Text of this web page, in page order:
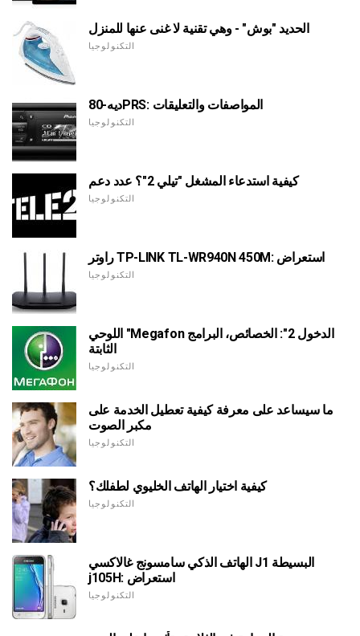
الحديد "بوش" - وهي تقنية لا غنى عنها للمنزل
التكنولوجيا
ديه-80PRS: المواصفات والتعليقات
التكنولوجيا
كيفية استدعاء المشغل "تيلي 2"؟ عدد دعم
التكنولوجيا
راوتر TP-LINK TL-WR940N 450M: استعراض
التكنولوجيا
اللوحي "Megafon الدخول 2": الخصائص، البرامج
الثابتة
التكنولوجيا
ما سيساعد على معرفة كيفية تعطيل الخدمة على
مكبر الصوت
التكنولوجيا
كيفية اختيار الهاتف الخليوي لطفلك؟
التكنولوجيا
الهاتف الذكي سامسونج غالاكسي J1 البسيطة
j105H: استعراض
التكنولوجيا